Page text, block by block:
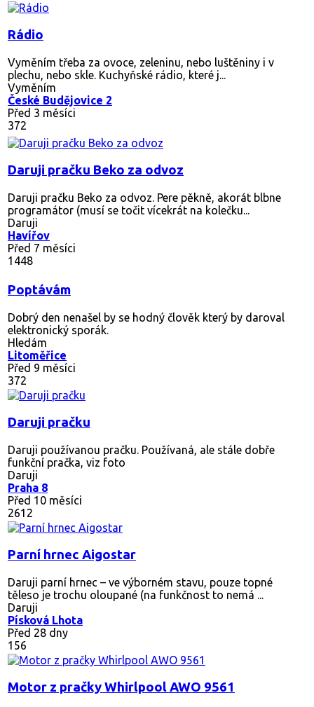
Rádio
Vyměním třeba za ovoce, zeleninu, nebo luštěniny i v
plechu, nebo skle. Kuchyňské rádio, které j...
Vyměním
České Budějovice 2
Před 3 měsíci
372
Daruji pračku Beko za odvoz
Daruji pračku Beko za odvoz. Pere pěkně, akorát blbne
programátor (musí se točit vícekrát na kolečku...
Daruji
Havířov
Před 7 měsíci
1448
Poptávám
Dobrý den nenašel by se hodný člověk který by daroval
elektronický sporák.
Hledám
Litoměřice
Před 9 měsíci
372
Daruji pračku
Daruji používanou pračku. Používaná, ale stále dobře
funkční pračka, viz foto
Daruji
Praha 8
Před 10 měsíci
2612
Parní hrnec Aigostar
Daruji parní hrnec – ve výborném stavu, pouze topné
těleso je trochu oloupané (na funkčnost to nemá ...
Daruji
Písková Lhota
Před 28 dny
156
Motor z pračky Whirlpool AWO 9561